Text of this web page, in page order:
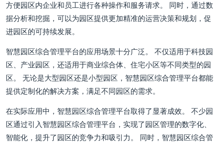
方便园区内企业和员工进行各种操作和服务请求。 同时，通过数
据分析和挖掘，可以为园区提供更加精准的运营决策和规划，促
进园区的可持续发展。
智慧园区综合管理平台的应用场景十分广泛。 不仅适用于科技园
区、产业园区，还适用于商业综合体、住宅小区等不同类型的园
区。 无论是大型园区还是小型园区，智慧园区综合管理平台都能
提供定制化的解决方案，满足不同园区的需求。
在实际应用中，智慧园区综合管理平台取得了显著成效。 不少园
区通过引入智慧园区综合管理平台，实现了园区管理的数字化、
智能化，提升了园区的竞争力和吸引力。 同时，智慧园区综合管